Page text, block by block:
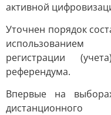
активной
Уточнен порядок
использованием
регистрации
референдума.
Впервые на